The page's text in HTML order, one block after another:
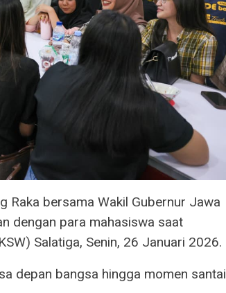
Raka bersama Wakil Gubernur Jawa
dengan para mahasiswa saat
Salatiga, Senin, 26 Januari 2026.
depan bangsa hingga momen santai